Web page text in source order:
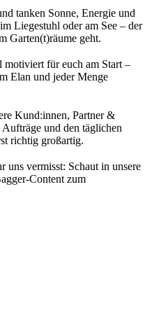
tanken Sonne, Energie und
Liegestuhl oder am See – der
Garten(t)räume geht.
für euch am Start –
Elan und jeder Menge
Kund:innen, Partner &
und den täglichen
richtig großartig.
vermisst: Schaut in unsere
Content zum